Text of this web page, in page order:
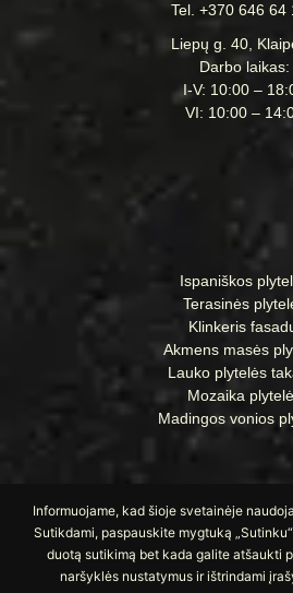
Tel. +370 646 64
Liepų g. 40,
Darbo laikas:
I-V: 10:00 –
VI: 10:00 –
Ispaniškos
Terasinės
Klinkeris
Akmens masės
Lauko plytelės
Mozaika
Madingos vonios
Informuojame, kad šioje svetainėje
Sutikdami, paspauskite mygtuką
duotą sutikimą bet kada galite atšaukti
naršyklės nustatymus ir ištrindami